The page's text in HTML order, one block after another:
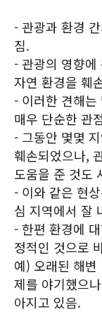
- 관광과 환경
짐.
- 관광의 영향에
자연 환경을 훼
- 이러한 견해는
매우 단순한 관
- 그동안 몇몇
훼손되었으나,
도움을 준 것도
- 이와 같은 현
심 지역에서 잘
- 한편 환경에
정적인 것으로
예) 오래된 해
제를 야기했으
아지고 있음.